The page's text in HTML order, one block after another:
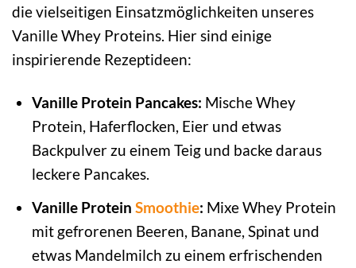
die vielseitigen Einsatzmöglichkeiten unseres
Vanille Whey Proteins. Hier sind einige
inspirierende Rezeptideen:
Vanille Protein Pancakes: Mische Whey
Protein, Haferflocken, Eier und etwas
Backpulver zu einem Teig und backe daraus
leckere Pancakes.
Vanille Protein Smoothie: Mixe Whey Protein
mit gefrorenen Beeren, Banane, Spinat und
etwas Mandelmilch zu einem erfrischenden